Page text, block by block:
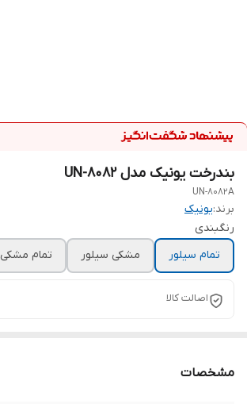
بندرخت یونیک مدل UN-8082
UN-8082A
برند:یونیک
رنگبندی
تمام سیلور
مشکی سیلور تمام مشکی
اصالت کالا
مشخصات